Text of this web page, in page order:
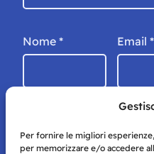
Per fornire le migliori
per memorizzare e/o accedere
Nome * Email *